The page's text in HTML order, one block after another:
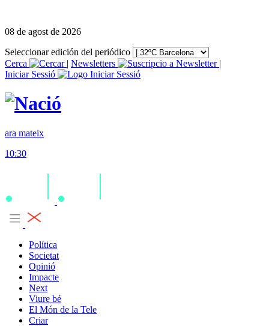
08 de agost de 2026
Seleccionar edición del periódico
Cerca
| Newsletters
|
Iniciar Sessió
ara mateix
10:30
Política
Societat
Opinió
Impacte
Next
Viure bé
El Món de la Tele
Criar